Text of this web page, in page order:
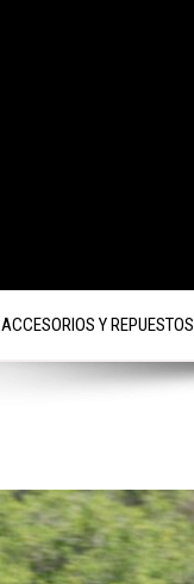
ACCESORIOS Y REPUESTOS